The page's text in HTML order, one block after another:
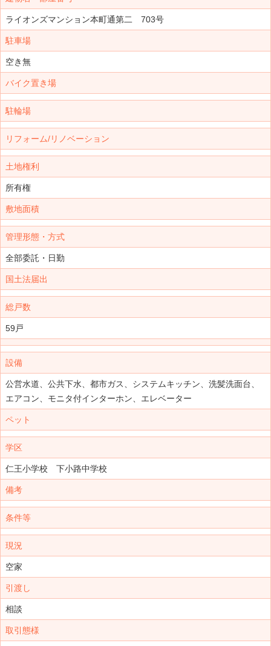
ライオンズマンション本町通第二 703号
駐車場
空き無
バイク置き場
駐輪場
リフォーム/リノベーション
土地権利
所有権
敷地面積
管理形態・方式
全部委託・日勤
国土法届出
総戸数
59戸
設備
公営水道、公共下水、都市ガス、システムキッチン、洗髪洗面台、
エアコン、モニタ付インターホン、エレベーター
ペット
学区
仁王小学校 下小路中学校
備考
条件等
現況
空家
引渡し
相談
取引態様